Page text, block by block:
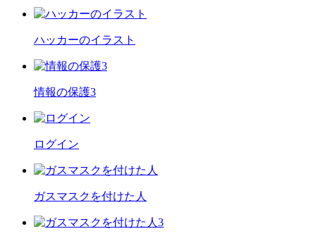
ハッカーのイラスト
情報の保護3
ログイン
ガスマスクを付けた人